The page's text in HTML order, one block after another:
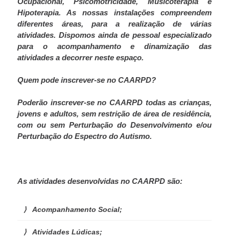
Hipoterapia. As nossas instalações compreendem
diferentes áreas, para a realização de várias
atividades.Dispomos ainda de pessoal especializado
para o acompanhamento e dinamização das
atividades a decorrer neste espaço.
Quem pode inscrever-se no CAARPD?
Poderão inscrever-se no CAARPD todas as crianças,
jovens e adultos, sem restrição de área de residência,
com ou sem Perturbação do Desenvolvimento e/ou
Perturbação do Espectro do Autismo.
As atividades desenvolvidas no CAARPD são:
Acompanhamento Social;
Atividades Lúdicas;